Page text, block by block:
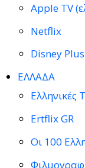
Apple TV
Netflix
Disney Plus
ΕΛΛΑΔΑ
Ελληνικές
Ertflix GR
Οι 100